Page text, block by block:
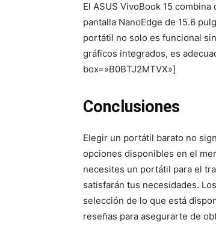
El ASUS VivoBook 15
pantalla NanoEdge de 15.6
portátil no solo es funcional
gráficos integrados, es
box=»B0BTJ2MTVX»]
Conclusiones
Elegir un portátil barato no
opciones disponibles en el
necesites un portátil para el
satisfarán tus necesidades.
selección de lo que está
reseñas para asegurarte de